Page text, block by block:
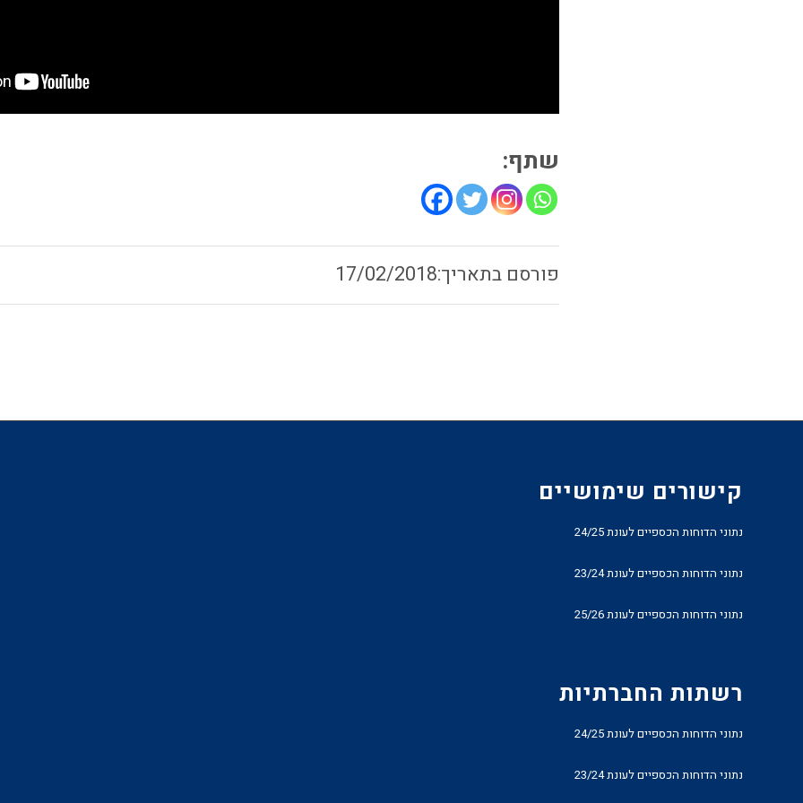
שתף:
17/02/2018
קישורים שימושיים
נתוני הדוחות הכספיים לעונת 24/25
נתוני הדוחות הכספיים לעונת 23/24
נתוני הדוחות הכספיים לעונת 25/26
רשתות החברתיות
נתוני הדוחות הכספיים לעונת 24/25
נתוני הדוחות הכספיים לעונת 23/24